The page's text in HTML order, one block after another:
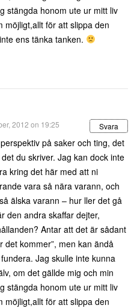
stängda honom ute ur mitt liv
möjligt,allt för att slippa den
ens tänka tanken.
2012 on 19:25 Svara
på saker och ting, det
du skriver. Jag kan dock inte
kring det här med att ni
vara så nära varann, och
älska varann – hur ller det gå
den andra skaffar dejter,
Antar att det är sådant
det kommer”, men kan ändå
Jag skulle inte kunna
om det gällde mig och min
stängda honom ute ur mitt liv
möjligt,allt för att slippa den